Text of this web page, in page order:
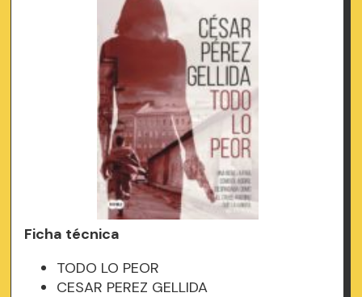
Ficha técnica
TODO LO PEOR
CESAR PEREZ GELLIDA